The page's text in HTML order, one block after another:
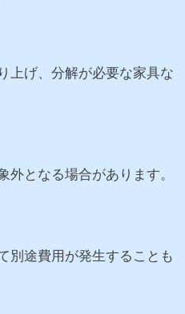
上げ、分解が必要な家具な
となる場合があります。
別途費用が発生することも